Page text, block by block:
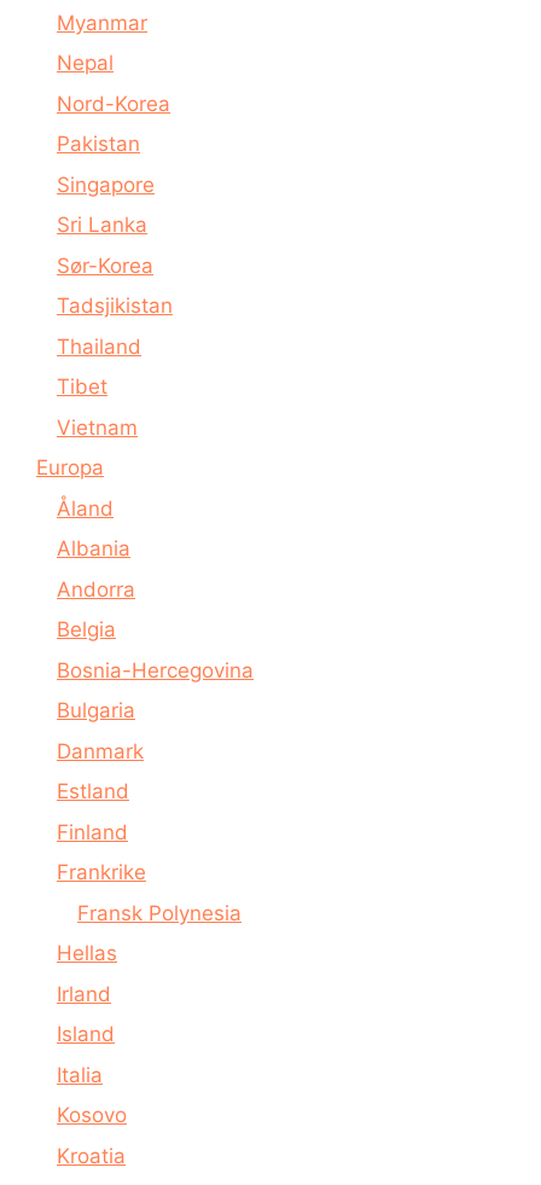
Myanmar
Nepal
Nord-Korea
Pakistan
Singapore
Sri Lanka
Sør-Korea
Tadsjikistan
Thailand
Tibet
Vietnam
Europa
Åland
Albania
Andorra
Belgia
Bosnia-Hercegovina
Bulgaria
Danmark
Estland
Finland
Frankrike
Fransk Polynesia
Hellas
Irland
Island
Italia
Kosovo
Kroatia